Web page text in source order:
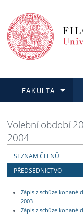
FAKULTA
Dozvědět se více
Podat přihlášku
Dozvědět se více
Dozvědět se více
Dozvědět se více
Volební období
2004
SEZNAM ČLENŮ
PŘEDSEDNICTVO
Zápis z schůze konané
2003
Zápis z schůze konané